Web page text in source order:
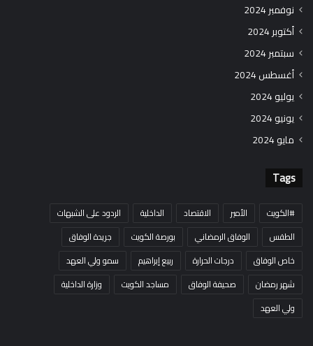
نوفمبر 2024
أكتوبر 2024
سبتمبر 2024
أغسطس 2024
يوليو 2024
يونيو 2024
مايو 2024
Tags
#الكويت الأمير الاقتصاد الداخلية
الردود على الشبهات
الطقس
الوفاق الرمضاني بورصة الكويت
جريدة الوفاق
خاص الوفاق
درجات الحرارة ربيع إبراهيم
سمو ولي العهد
شهر رمضان
صحيفة الوفاق مساجد الكويت
وزارة الداخلية
ولي العهد